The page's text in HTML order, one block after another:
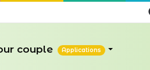
couple Applications